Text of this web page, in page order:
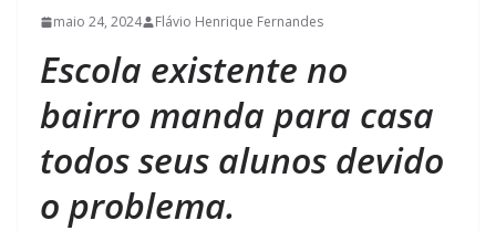
maio 24, 2024 Flávio Henrique Fernandes
Escola existente no
bairro manda para casa
todos seus alunos devido
o problema.